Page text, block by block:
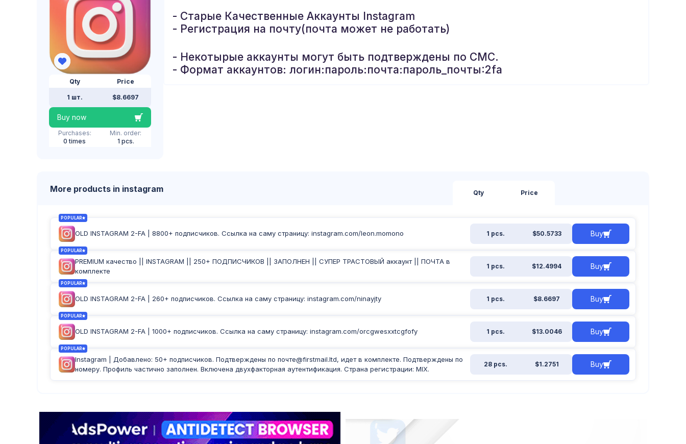
Qty
1 шт.
Price
$8.6697
Buy now
Purchases:
0 times
Min. order:
1 pcs.
- Старые Качественные Аккаунты Instagram
- Регистрация на почту(почта может не работать)
- Некотырые аккаунты могут быть подтверждены по СМС.
- Формат аккаунтов: логин:пароль:почта:пароль_почты:2fa
More products in instagram Qty Price
POPULAR
OLD INSTAGRAM 2-FA | 8800+ подписчиков. Ссылка на саму страницу: instagram.com/leon.momono 1 pcs. $50.5733 Buy
POPULAR
PREMIUM качество || INSTAGRAM || 250+ ПОДПИСЧИКОВ || ЗАПОЛНЕН || СУПЕР ТРАСТОВЫЙ аккаунт || ПОЧТА в
комплекте
1 pcs. $12.4994 Buy
POPULAR
OLD INSTAGRAM 2-FA | 260+ подписчиков. Ссылка на саму страницу: instagram.com/ninayjty 1 pcs. $8.6697 Buy
POPULAR
OLD INSTAGRAM 2-FA | 1000+ подписчиков. Ссылка на саму страницу: instagram.com/orcgwesxxtcgfofy 1 pcs. $13.0046 Buy
POPULAR
Instagram | Добавлено: 50+ подписчиков. Подтверждены по почте@firstmail.ltd, идет в комплекте. Подтверждены по
номеру. Профиль частично заполнен. Включена двухфакторная аутентификация. Страна регистрации: MIX.
28 pcs. $1.2751 Buy